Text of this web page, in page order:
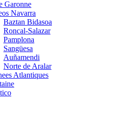
Garonne
Navarra
Baztan Bidasoa
Roncal-Salazar
Pamplona
Sangüesa
Auñamendi
Norte de Aralar
Atlantiques